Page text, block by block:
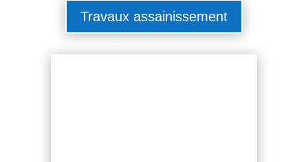
Travaux assainissement